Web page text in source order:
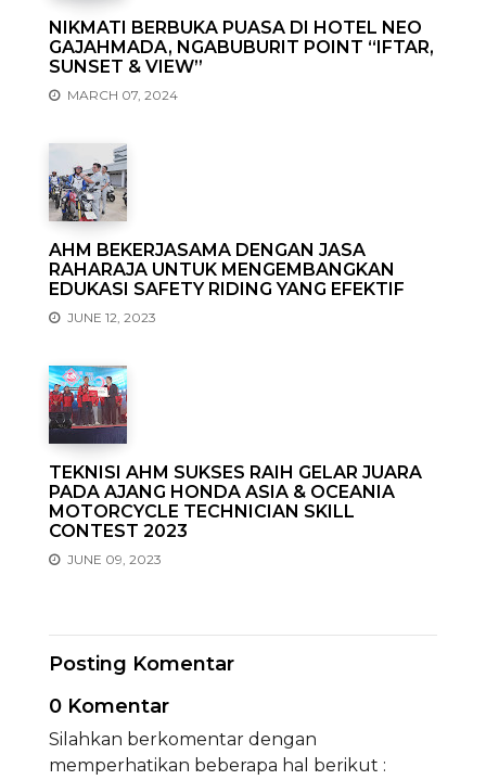
NIKMATI BERBUKA PUASA DI HOTEL NEO
GAJAHMADA, NGABUBURIT POINT “IFTAR,
SUNSET & VIEW”
MARCH 07, 2024
AHM BEKERJASAMA DENGAN JASA
RAHARAJA UNTUK MENGEMBANGKAN
EDUKASI SAFETY RIDING YANG EFEKTIF
JUNE 12, 2023
TEKNISI AHM SUKSES RAIH GELAR JUARA
PADA AJANG HONDA ASIA & OCEANIA
MOTORCYCLE TECHNICIAN SKILL
CONTEST 2023
JUNE 09, 2023
Posting Komentar
0 Komentar
Silahkan berkomentar dengan
memperhatikan beberapa hal berikut :